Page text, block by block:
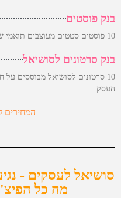
בנק פוסטים
10 פוסטים סטטים מעוצבים תואמי שפת עיצוב למיתוג העסק
בנק סרטונים לסושיאל
10 סרטונים לסושיאל מבוססים
העסק
המחירים
סושיאל לעסקים -
מה כל